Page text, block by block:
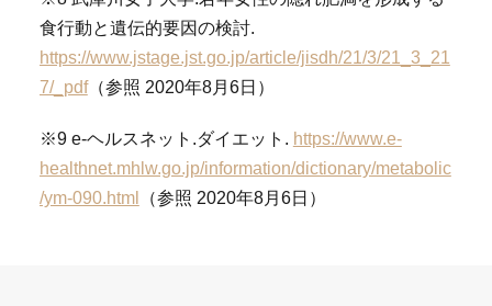
食行動と遺伝的要因の検討.
https://www.jstage.jst.go.jp/article/jisdh/21/3/21_3_21
7/_pdf（参照 2020年8月6日）
※9 e-ヘルスネット.ダイエット. https://www.e-
healthnet.mhlw.go.jp/information/dictionary/metabolic
/ym-090.html
（参照 2020年8月6日）